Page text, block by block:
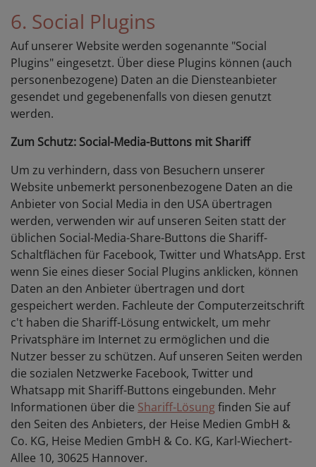
6. Social Plugins
Auf unserer Website werden sogenannte "Social
Plugins" eingesetzt. Über diese Plugins können (auch
personenbezogene) Daten an die Diensteanbieter
gesendet und gegebenenfalls von diesen genutzt
werden.
Zum Schutz: Social-Media-Buttons mit Shariff
Um zu verhindern, dass von Besuchern unserer
Website unbemerkt personenbezogene Daten an die
Anbieter von Social Media in den USA übertragen
werden, verwenden wir auf unseren Seiten statt der
üblichen Social-Media-Share-Buttons die Shariff-
Schaltflächen für Facebook, Twitter und WhatsApp. Erst
wenn Sie eines dieser Social Plugins anklicken, können
Daten an den Anbieter übertragen und dort
gespeichert werden. Fachleute der Computerzeitschrift
c't haben die Shariff-Lösung entwickelt, um mehr
Privatsphäre im Internet zu ermöglichen und die
Nutzer besser zu schützen. Auf unseren Seiten werden
die sozialen Netzwerke Facebook, Twitter und
Whatsapp mit Shariff-Buttons eingebunden. Mehr
Informationen über die Shariff-Lösungfinden Sie auf
den Seiten des Anbieters, der Heise Medien GmbH &
Co. KG, Heise Medien GmbH & Co. KG, Karl-Wiechert-
Allee 10, 30625 Hannover.